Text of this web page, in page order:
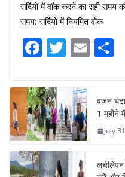
सर्दियों में वॉक करने का सही समय
समय: सर्दियों में नियमित वॉक
F
c
e
b
o
o
T
itt
er
E
e
वजन
1 महीने
July
लचीलेपन